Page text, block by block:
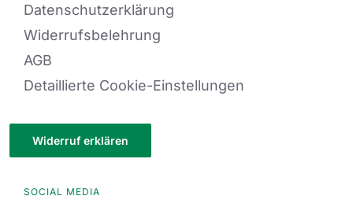
Datenschutzerklärung
Widerrufsbelehrung
AGB
Detaillierte Cookie-Einstellungen
Widerruf erklären
SOCIAL MEDIA